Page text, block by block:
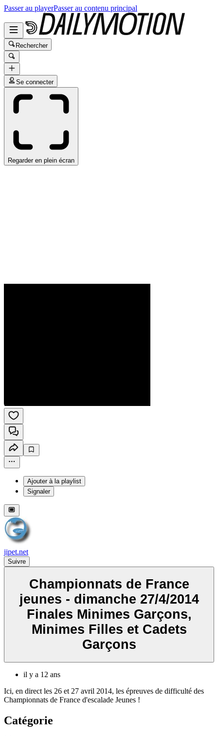
Passer au playerPasser au contenu principal
Rechercher
Se connecter
Regarder en plein écran
Ajouter à la playlist
Signaler
jipet.net
Suivre
Championnats de France
jeunes - dimanche 27/4/2014
Finales Minimes Garçons,
Minimes Filles et Cadets
Garçons
il y a 12 ans
Ici, en direct les 26 et 27 avril 2014, les épreuves de difficulté des
Championnats de France d'escalade Jeunes !
Catégorie